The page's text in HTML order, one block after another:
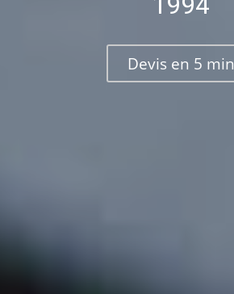
Devis en 5 min